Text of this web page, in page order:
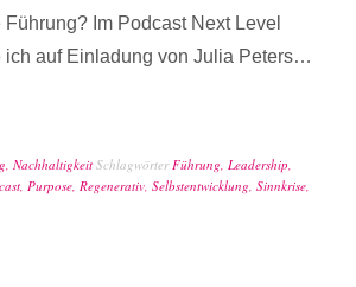
Im Podcast Next Level
ich auf Einladung von Julia Peters…
, Nachhaltigkeit SchlagwörterFührung, Leadership,
, Purpose, Regenerativ, Selbstentwicklung, Sinnkrise,